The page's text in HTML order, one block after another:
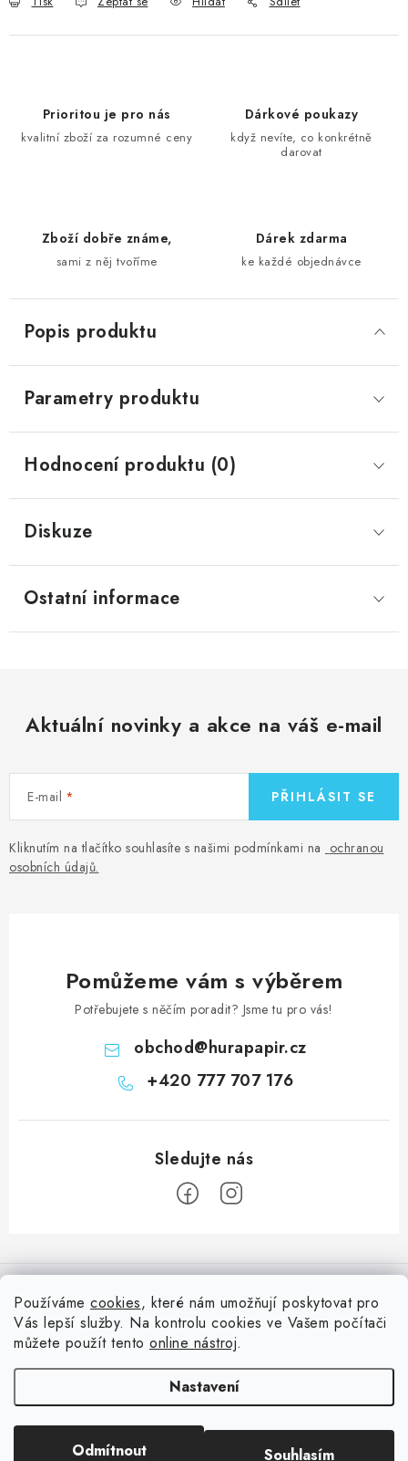
Používáme cookies, které nám umožňují poskytovat pro
Vás lepší služby. Na kontrolu cookies ve Vašem počítači
můžete použít tento online nástroj.
Nastavení
Odmítnout Souhlasím
Prioritou je pro nás
kvalitní zboží za rozumné ceny
Dárkové poukazy
když nevíte, co konkrétně
darovat
Zboží dobře známe,
sami z něj tvoříme
Dárek zdarma
ke každé objednávce
Popis produktu
Parametry produktu
Hodnocení produktu (0)
Diskuze
Ostatní informace
Aktuální novinky a akce na váš e-mail
E-mail
Kliknutím na tlačítko souhlasíte s našimi podmínkami na ochranou
osobních údajů.
PŘIHLÁSIT SE
Pomůžeme vám s výběrem
Potřebujete s něčím poradit? Jsme tu pro vás!
obchod@hurapapir.cz
+420 777 707 176
á
Doprava
Oblíbené ♥️
Nepřehlédněte
Blog s nápady a návody
Slovník pojmů, české návody
. Všechna práva vyhrazena.Upravit nastavení